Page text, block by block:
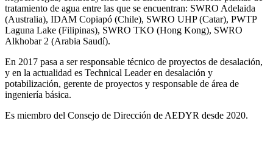
tratamiento de agua entre las que se encuentran: SWRO Adelaida
(Australia), IDAM Copiapó (Chile), SWRO UHP (Catar), PWTP
Laguna Lake (Filipinas), SWRO TKO (Hong Kong), SWRO
Alkhobar 2 (Arabia Saudí).
En 2017 pasa a ser responsable técnico de proyectos de desalación,
y en la actualidad es Technical Leader en desalación y
potabilización, gerente de proyectos y responsable de área de
ingeniería básica.
Es miembro del Consejo de Dirección de AEDYR desde 2020.